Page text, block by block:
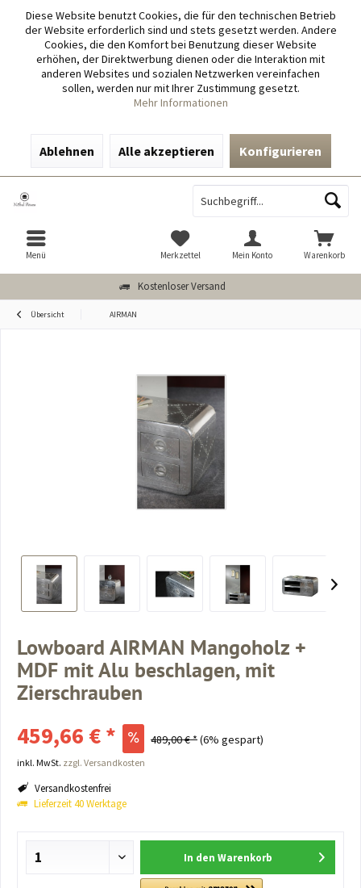
Diese Website benutzt Cookies, die für den technischen Betrieb
der Website erforderlich sind und stets gesetzt werden. Andere
Cookies, die den Komfort bei Benutzung dieser Website
erhöhen, der Direktwerbung dienen oder die Interaktion mit
anderen Websites und sozialen Netzwerken vereinfachen
sollen, werden nur mit Ihrer Zustimmung gesetzt.
Mehr Informationen
Ablehnen Alle akzeptieren Konfigurieren
Kostenloser Versand
Menü Warenkorb
Merkzettel Mein Konto
Übersicht AIRMAN
Lowboard AIRMAN Mangoholz +
MDF mit Alu beschlagen, mit
Zierschrauben
459,66 € * 489,00 € *(6% gespart)
inkl. MwSt. zzgl. Versandkosten
Versandkostenfrei
Lieferzeit 40 Werktage
In den Warenkorb